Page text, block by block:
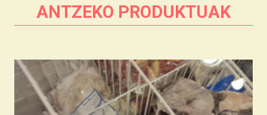
ANTZEKO PRODUKTUAK